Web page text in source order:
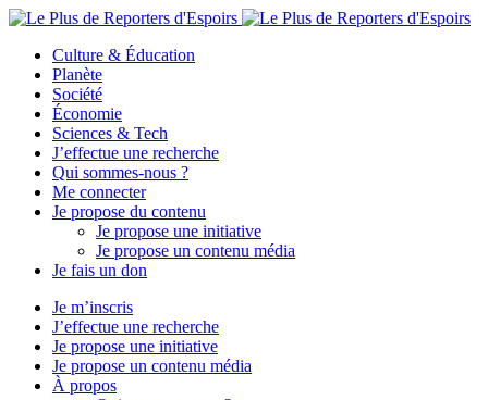
Culture & Éducation
Planète
Société
Économie
Sciences & Tech
J’effectue une recherche
Qui sommes-nous ?
Me connecter
Je propose du contenu
Je propose une initiative
Je propose un contenu média
Je fais un don
Je m’inscris
J’effectue une recherche
Je propose une initiative
Je propose un contenu média
À propos